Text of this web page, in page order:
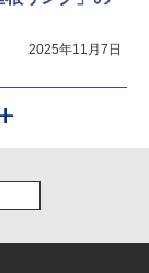
2025年11月7日